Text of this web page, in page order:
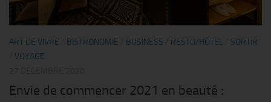
ART DE VIVRE BISTRONOMIE BUSINESS RESTO/HÔTEL
SORTIR
VOYAGE
Envie de commencer 2021 en beauté :